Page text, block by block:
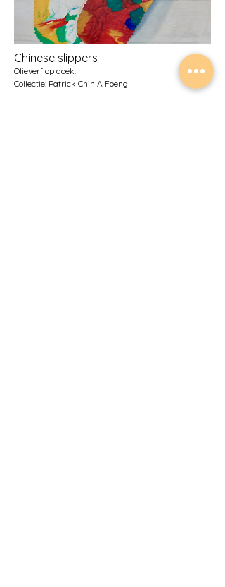
Chinese slippers
Olieverf op doek.
Collectie: Patrick Chin A Foeng